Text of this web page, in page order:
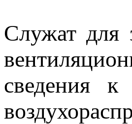
Служат для
сведения